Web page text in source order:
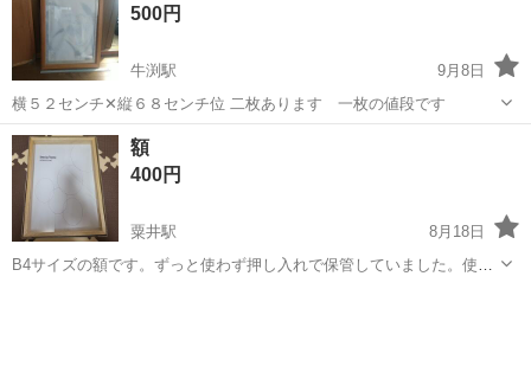
500円
牛渕駅
9月8日
横５２センチ✕縦６８センチ位 二枚あります 一枚の値段です
愛媛 東温市
額
400円
粟井駅
8月18日
B4サイズの額です。ずっと使わず押し入れで保管していました。使っ